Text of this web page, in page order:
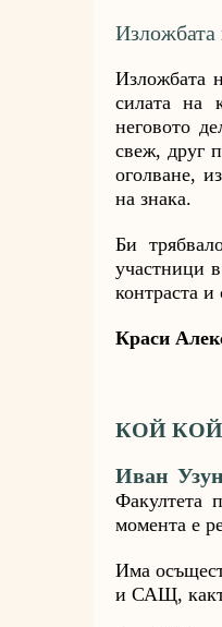
Изложбата
силата на
неговото
свеж, друг
оголване,
на знака.
Би
участници
контраста
Краси
КОЙ КОЙ
Иван
Факултета
момента е
Има
и САЩ,